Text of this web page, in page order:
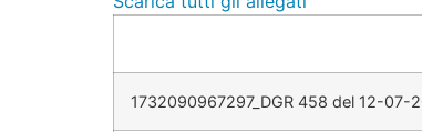
1732090967297_DGR 458 del 12-07-